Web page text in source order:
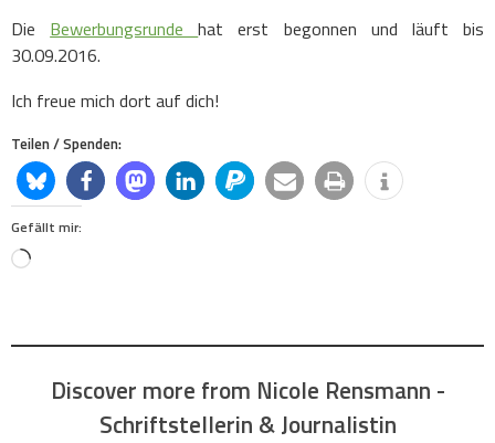
Die Bewerbungsrundehat erst begonnen und läuft bis
30.09.2016.
Ich freue mich dort auf dich!
Teilen / Spenden:
Gefällt mir:
Loading…
Discover more from Nicole Rensmann -
Schriftstellerin & Journalistin